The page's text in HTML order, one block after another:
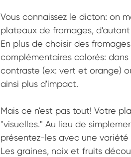
Vous connaissez le dicton: on
plateaux de fromages,
En plus de choisir des
complémentaires colorés:
contraste (ex: vert et orange)
ainsi plus d'impact.
Mais ce n'est pas tout! Votre
"visuelles." Au lieu de
présentez-les avec une variété
Les graines, noix et fruits